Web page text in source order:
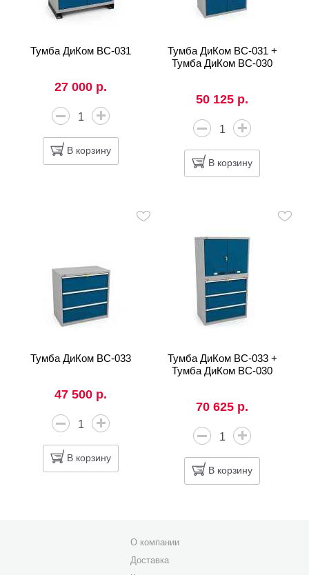
Тумба ДиКом ВС-031
27 000 р.
В корзину
Тумба ДиКом ВС-031 +
Тумба ДиКом ВС-030
50 125 р.
В корзину
Тумба ДиКом ВС-033
47 500 р.
В корзину
Тумба ДиКом ВС-033 +
Тумба ДиКом ВС-030
70 625 р.
В корзину
О компании
Доставка